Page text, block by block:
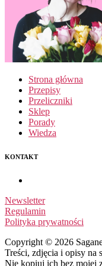
Strona główna
Przepisy
Przeliczniki
Sklep
Porady
Wiedza
KONTAKT
Newsletter
Regulamin
Polityka prywatności
Copyright © 2026
Treści, zdjęcia i opisy na
Nie kopiuj ich bez mojej